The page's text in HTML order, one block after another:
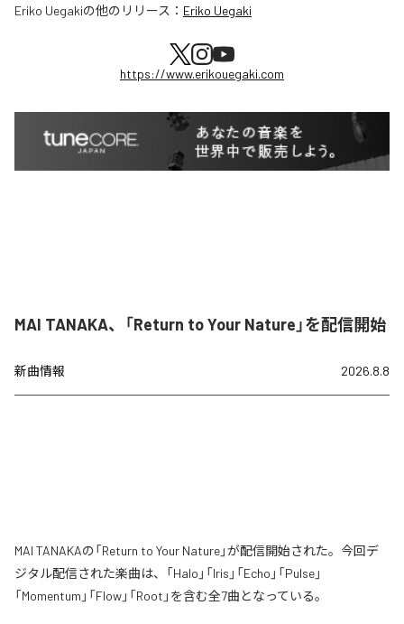
Eriko Uegakiの他のリリース： Eriko Uegaki
https://www.erikouegaki.com
MAI TANAKA、「Return to Your Nature」を配信開始
新曲情報 2026.8.8
MAI TANAKAの「Return to Your Nature」が配信開始された。今回デ
ジタル配信された楽曲は、「Halo」「Iris」「Echo」「Pulse」
「Momentum」「Flow」「Root」を含む全7曲となっている。